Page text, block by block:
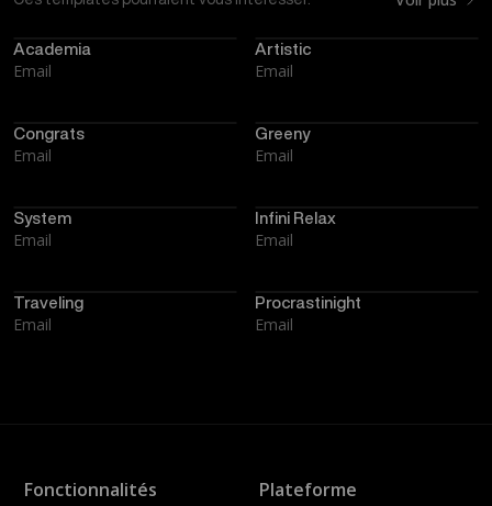
Academia
Email
Artistic
Email
Congrats
Email
Greeny
Email
System
Email
Infini Relax
Email
Traveling
Email
Procrastinight
Email
Fonctionnalités Plateforme